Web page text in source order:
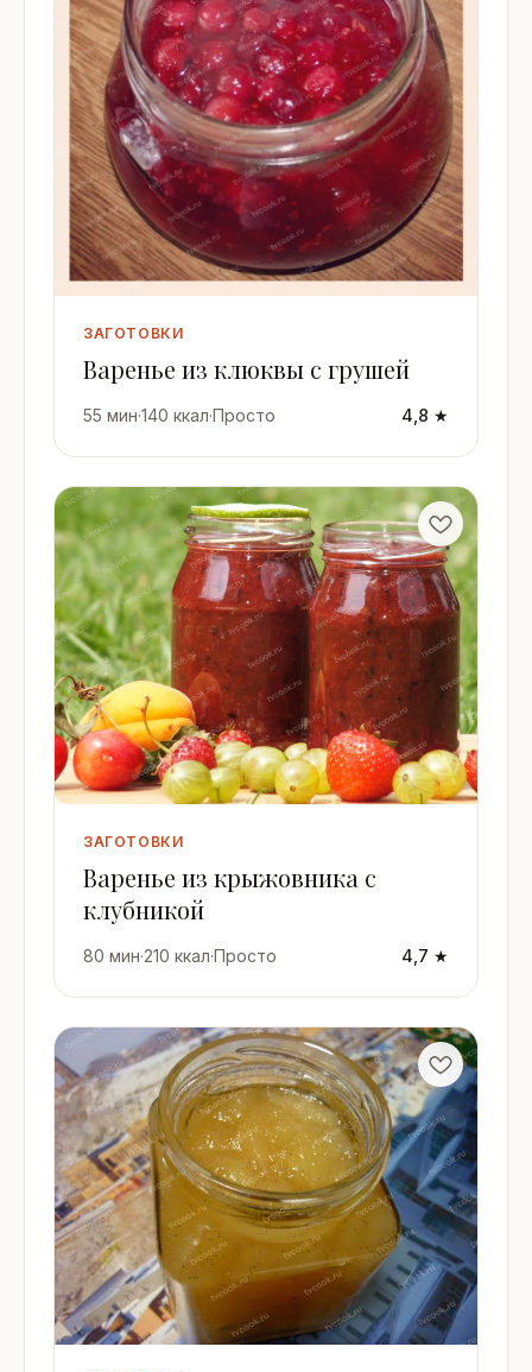
ЗАГОТОВКИ
Варенье из клюквы с грушей
55 мин·140 ккал·Просто 4,8 ★
ЗАГОТОВКИ
Варенье из крыжовника с
клубникой
80 мин·210 ккал·Просто 4,7 ★